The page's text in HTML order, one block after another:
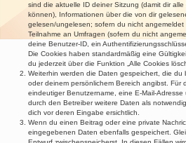
sind die aktuelle ID deiner Sitzung (damit dir
können), Informationen über die von dir
gelesen/ungelesen; sofern du nicht
Teilnahme an Umfragen (sofern du nicht
deine Benutzer-ID, ein
Die Cookies haben standardmäßig eine
du jederzeit über die Funktion „Alle Cookies
Weiterhin werden die Daten gespeichert, die du
oder deinem persönlichem Bereich angibst. Für
eindeutiger Benutzername, eine E-Mail-
durch den Betreiber weitere Daten als
dich vor deren Eingabe ersichtlich.
Wenn du einen Beitrag oder eine private
eingegebenen Daten ebenfalls gespeichert.